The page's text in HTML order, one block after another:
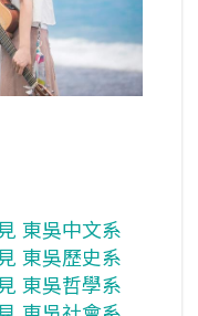
東吳中文系
東吳歷史系
東吳哲學系